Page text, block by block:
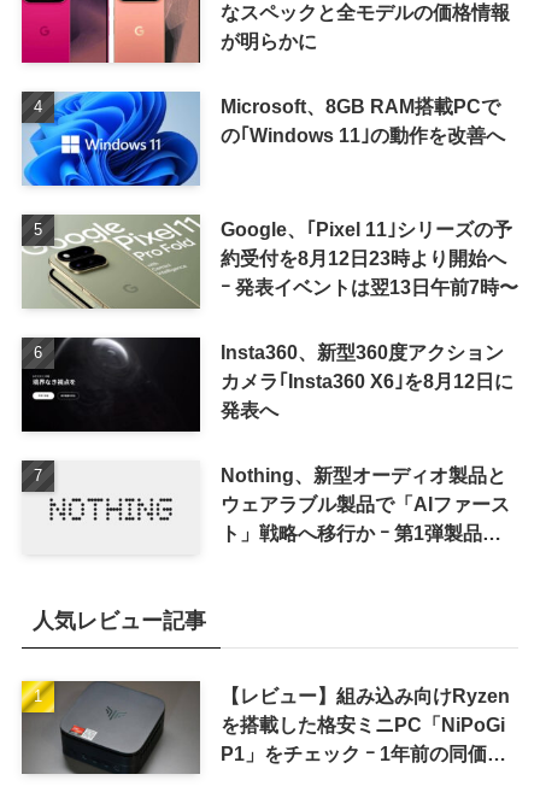
なスペックと全モデルの価格情報
が明らかに
Microsoft、8GB RAM搭載PCで
の｢Windows 11｣の動作を改善へ
Google、｢Pixel 11｣シリーズの予
約受付を8月12日23時より開始へ
ｰ 発表イベントは翌13日午前7時〜
Insta360、新型360度アクション
カメラ｢Insta360 X6｣を8月12日に
発表へ
Nothing、新型オーディオ製品と
ウェアラブル製品で「AIファース
ト」戦略へ移行か ｰ 第1弾製品は
人気レビュー記事
【レビュー】組み込み向けRyzen
を搭載した格安ミニPC「NiPoGi
P1」をチェック ｰ 1年前の同価格